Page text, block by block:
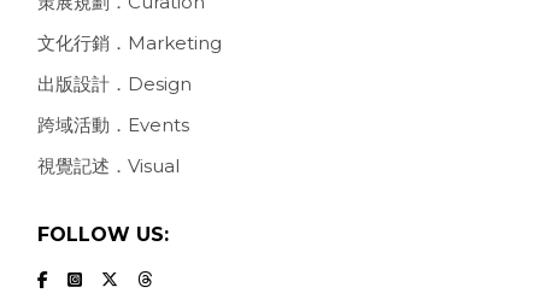
文化行銷．Marketing
出版設計．Design
跨域活動．Events
視覺記述．Visual
FOLLOW US: